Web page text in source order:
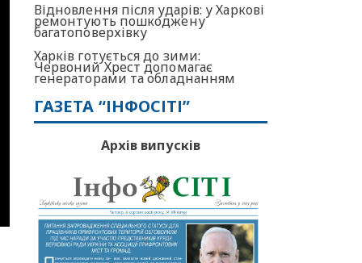
Відновлення після ударів: у Харкові
ремонтують пошкоджену
багатоповерхівку
Харків готується до зими:
Червоний Хрест допомагає
генераторами та обладнанням
ГАЗЕТА “ІНФОСІТІ”
Архів випусків